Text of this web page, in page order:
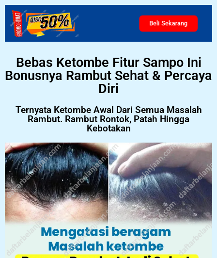
Beli Sekarang
Bebas Ketombe Fitur Sampo Ini
Bonusnya Rambut Sehat & Percaya
Diri
Ternyata Ketombe Awal Dari Semua Masalah
Rambut. Rambut Rontok, Patah Hingga
Kebotakan